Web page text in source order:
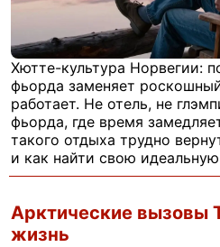
Хютте-культура Норвегии:
фьорда заменяет
работает. Не отель, не
фьорда, где время
такого отдыха трудно
и как найти свою
Арктические вызовы
жизнь